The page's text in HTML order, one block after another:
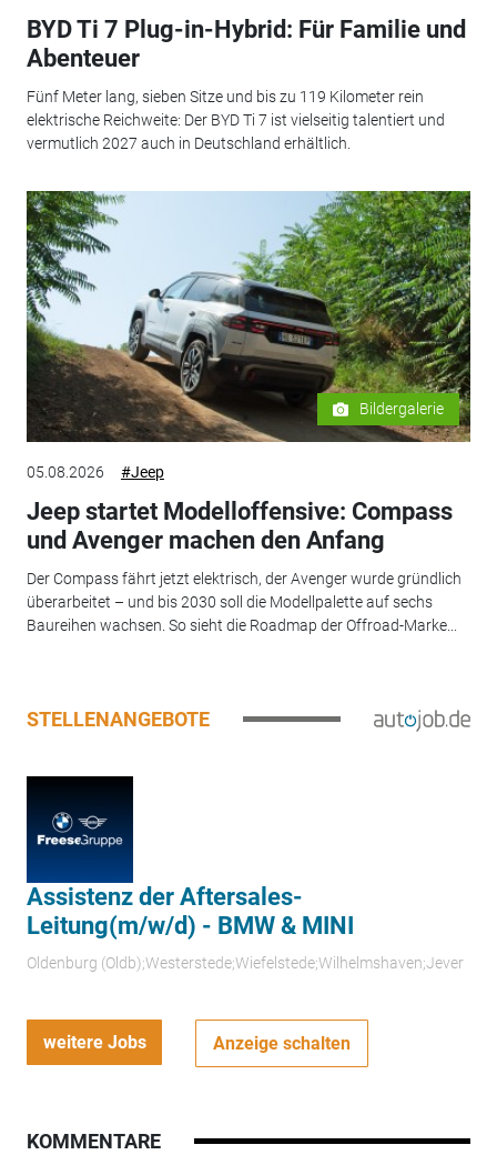
BYD Ti 7 Plug-in-Hybrid: Für Familie und
Abenteuer
Fünf Meter lang, sieben Sitze und bis zu 119 Kilometer rein
elektrische Reichweite: Der BYD Ti 7 ist vielseitig talentiert und
vermutlich 2027 auch in Deutschland erhältlich.
Bildergalerie
05.08.2026 #Jeep
Jeep startet Modelloffensive: Compass
und Avenger machen den Anfang
Der Compass fährt jetzt elektrisch, der Avenger wurde gründlich
überarbeitet – und bis 2030 soll die Modellpalette auf sechs
Baureihen wachsen. So sieht die Roadmap der Offroad-Marke...
STELLENANGEBOTE
Assistenz der Aftersales-
Leitung(m/w/d) - BMW & MINI
Oldenburg (Oldb);Westerstede;Wiefelstede;Wilhelmshaven;Jever
weitere Jobs Anzeige schalten
KOMMENTARE